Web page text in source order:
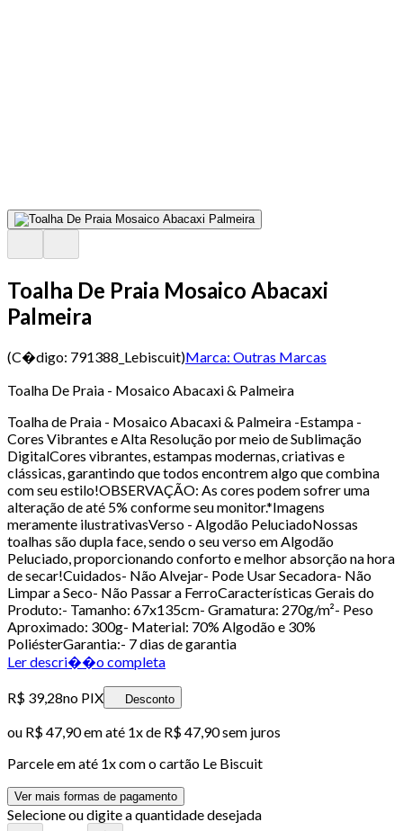
Toalha De Praia Mosaico Abacaxi
Palmeira
(C�digo: 791388_Lebiscuit)Marca: Outras Marcas
Toalha De Praia - Mosaico Abacaxi & Palmeira
Toalha de Praia - Mosaico Abacaxi & Palmeira -Estampa -
Cores Vibrantes e Alta Resolução por meio de Sublimação
DigitalCores vibrantes, estampas modernas, criativas e
clássicas, garantindo que todos encontrem algo que combina
com seu estilo!OBSERVAÇÃO: As cores podem sofrer uma
alteração de até 5% conforme seu monitor.*Imagens
meramente ilustrativasVerso - Algodão PeluciadoNossas
toalhas são dupla face, sendo o seu verso em Algodão
Peluciado, proporcionando conforto e melhor absorção na hora
de secar!Cuidados- Não Alvejar- Pode Usar Secadora- Não
Limpar a Seco- Não Passar a FerroCaracterísticas Gerais do
Produto:- Tamanho: 67x135cm- Gramatura: 270g/m²- Peso
Aproximado: 300g- Material: 70% Algodão e 30%
PoliésterGarantia:- 7 dias de garantia
Ler descri��o completa
R$ 39,28no PIX Desconto
ou R$ 47,90em até 1x de R$ 47,90sem juros
Parcele em até 1x com o cartão Le Biscuit
Ver mais formas de pagamento
Selecione ou digite a quantidade desejada